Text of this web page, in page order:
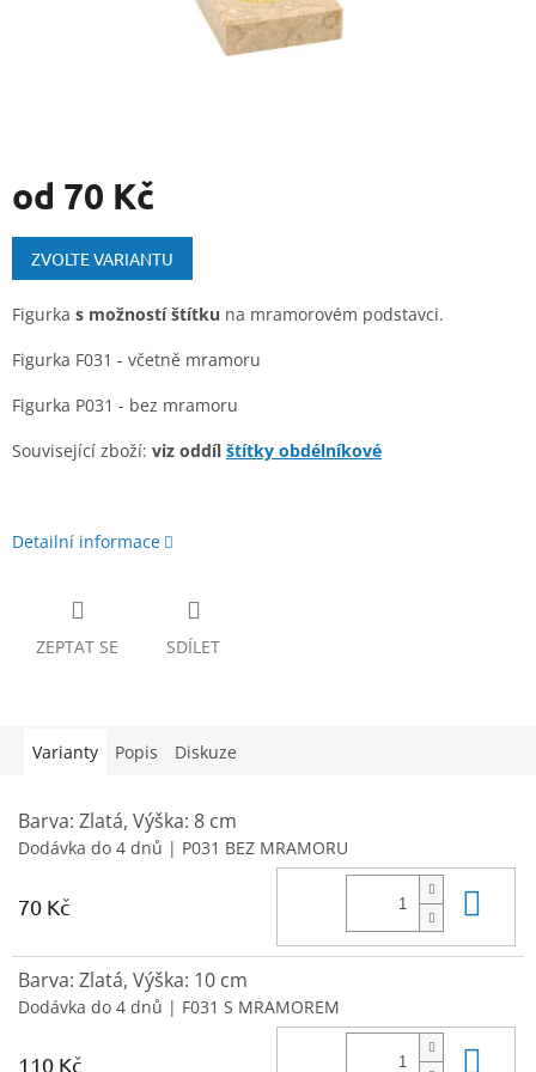
od 70 Kč
Měrná
cena:
ZVOLTE VARIANTU
Figurka s možností štítku na mramorovém podstavci.
Figurka F031 - včetně mramoru
Figurka P031 - bez mramoru
Související zboží: viz oddíl štítky obdélníkové
Detailní informace
ZEPTAT SE SDÍLET
Varianty Popis Diskuze
Barva: Zlatá, Výška: 8 cm
Dodávka do 4 dnů | P031 BEZ MRAMORU
70 Kč
Barva: Zlatá, Výška: 10 cm
Dodávka do 4 dnů | F031 S MRAMOREM
110 Kč